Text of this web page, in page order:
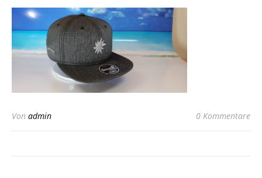
Von admin 0 Kommentare